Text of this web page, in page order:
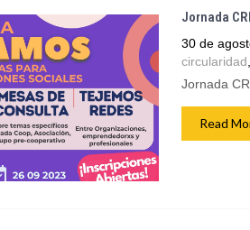
Jornada
30 de
circularidad
Jornada
Read